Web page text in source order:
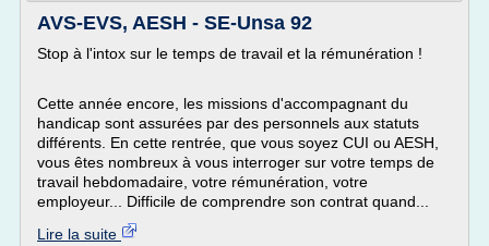
AVS-EVS, AESH - SE-Unsa 92
Stop à l'intox sur le temps de travail et la rémunération !
Cette année encore, les missions d'accompagnant du
handicap sont assurées par des personnels aux statuts
différents. En cette rentrée, que vous soyez CUI ou AESH,
vous êtes nombreux à vous interroger sur votre temps de
travail hebdomadaire, votre rémunération, votre
employeur... Difficile de comprendre son contrat quand...
Lire la suite